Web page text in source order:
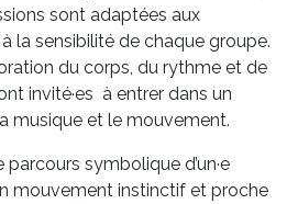
sont adaptées aux
la sensibilité de chaque groupe.
du corps, du rythme et de
invité·es à entrer dans un
musique et le mouvement.
symbolique d’un·e
mouvement instinctif et proche